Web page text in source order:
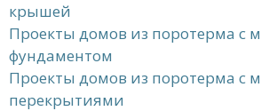
крышей
Проекты домов из поротерма с
фундаментом
Проекты домов из поротерма с
перекрытиями